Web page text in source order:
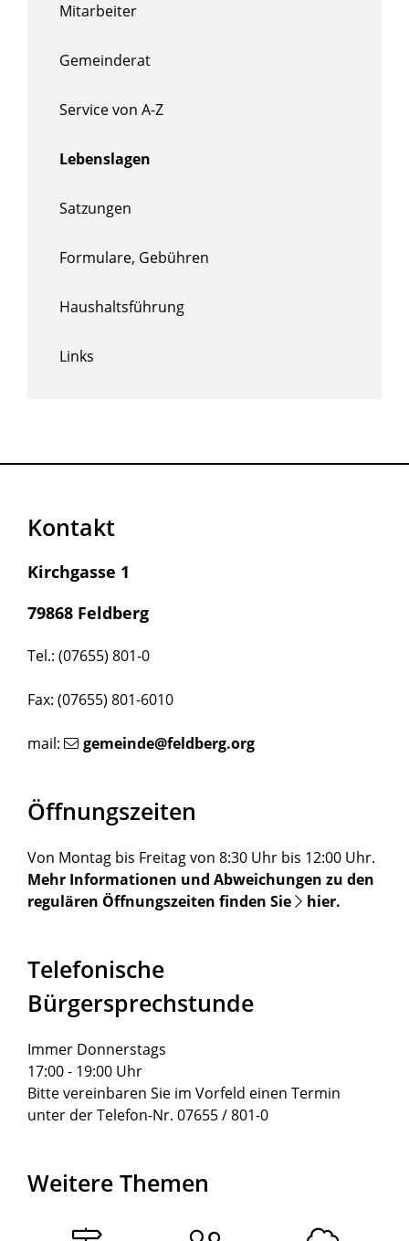
Mitarbeiter
Gemeinderat
Service von A-Z
Lebenslagen
Satzungen
Formulare, Gebühren
Haushaltsführung
Links
Kontakt
Kirchgasse 1
79868 Feldberg
Tel.: (07655) 801-0
Fax: (07655) 801-6010
mail: gemeinde@feldberg.org
Öffnungszeiten
Von Montag bis Freitag von 8:30 Uhr bis 12:00 Uhr.
Mehr Informationen und Abweichungen zu den
regulären Öffnungszeiten finden Sie
hier.
Telefonische
Bürgersprechstunde
Immer Donnerstags
17:00 - 19:00 Uhr
Bitte vereinbaren Sie im Vorfeld einen Termin
unter der Telefon-Nr. 07655 / 801-0
Weitere Themen